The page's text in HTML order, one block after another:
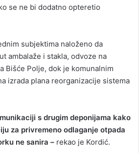
se ne bi dodatno opteretio
subjektima naloženo da
ambalaže i stakla, odvoze na
Bišće Polje, dok je komunalnim
izrada plana reorganizacije sistema
s drugim deponijama kako
za privremeno odlaganje otpada
ne sanira – rekao je Kordić.